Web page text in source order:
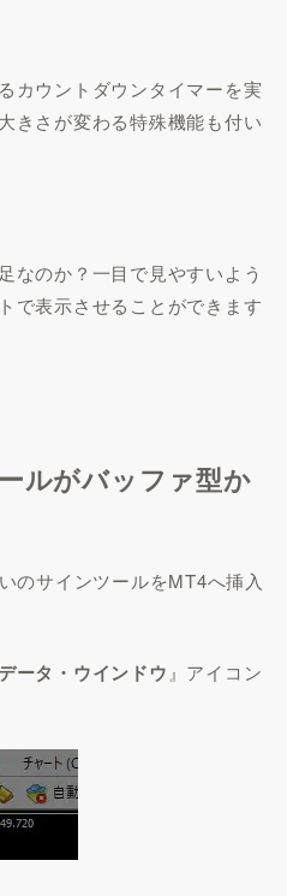
カウントダウンタイマーを実
きさが変わる特殊機能も付い
なのか？一目で見やすいよう
で表示させることができます
ルがバッファ型か
のサインツールをMT4へ挿入
ータ・ウインドウ』アイコン